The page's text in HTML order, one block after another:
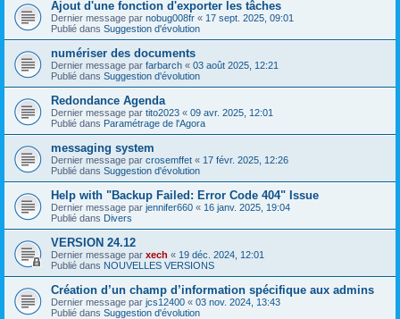
Ajout d'une fonction d'exporter les tâches
Dernier message par nobug008fr « 17 sept. 2025, 09:01
Publié dans Suggestion d'évolution
numériser des documents
Dernier message par farbarch « 03 août 2025, 12:21
Publié dans Suggestion d'évolution
Redondance Agenda
Dernier message par tito2023 « 09 avr. 2025, 12:01
Publié dans Paramétrage de l'Agora
messaging system
Dernier message par crosemffet « 17 févr. 2025, 12:26
Publié dans Suggestion d'évolution
Help with "Backup Failed: Error Code 404" Issue
Dernier message par jennifer660 « 16 janv. 2025, 19:04
Publié dans Divers
VERSION 24.12
Dernier message par xech « 19 déc. 2024, 12:01
Publié dans NOUVELLES VERSIONS
Création d’un champ d’information spécifique aux admins
Dernier message par jcs12400 « 03 nov. 2024, 13:43
Publié dans Suggestion d'évolution